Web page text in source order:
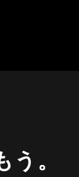
。